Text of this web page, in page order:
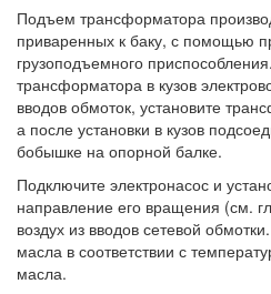
Подъем трансформатора
приваренных к баку, с помощью
грузоподъемного
трансформатора в кузов
вводов обмоток, установите
а после установки в кузов
бобышке на опорной балке.
Подключите электронасос и
направление его вращения (см.
воздух из вводов сетевой
масла в соответствии с
масла.